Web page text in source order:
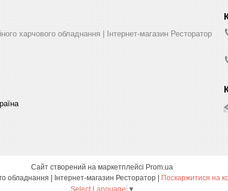
харчового обладнання | Інтернет-магазин Ресторатор
Сайт створений на маркетплейсі Prom.ua
Поскаржитися на
Select Language ▼